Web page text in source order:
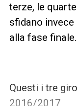
terze, le
sfidano
alla fase finale.
Questi i tre
2016/2017